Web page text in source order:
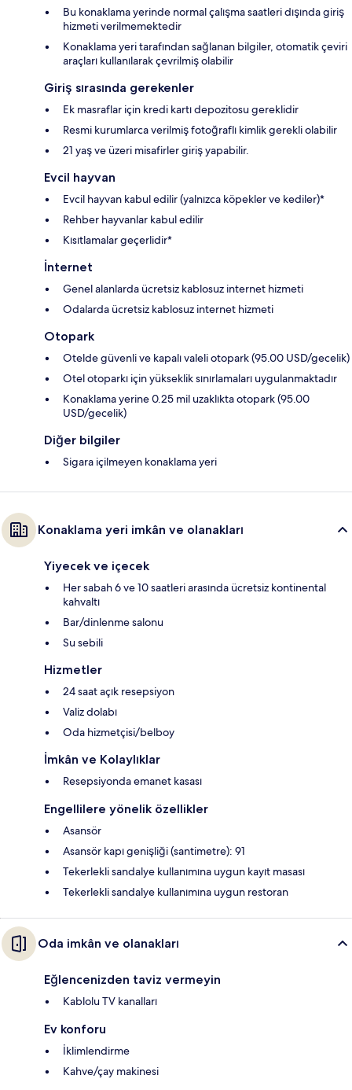
Bu konaklama yerinde normal çalışma saatleri dışında giriş
hizmeti verilmemektedir
Konaklama yeri tarafından sağlanan bilgiler, otomatik çeviri
araçları kullanılarak çevrilmiş olabilir
Giriş sırasında gerekenler
Ek masraflar için kredi kartı depozitosu gereklidir
Resmi kurumlarca verilmiş fotoğraflı kimlik gerekli olabilir
21 yaş ve üzeri misafirler giriş yapabilir.
Evcil hayvan
Evcil hayvan kabul edilir (yalnızca köpekler ve kediler)*
Rehber hayvanlar kabul edilir
Kısıtlamalar geçerlidir*
İnternet
Genel alanlarda ücretsiz kablosuz internet hizmeti
Odalarda ücretsiz kablosuz internet hizmeti
Otopark
Otelde güvenli ve kapalı valeli otopark (95.00 USD/gecelik)
Otel otoparkı için yükseklik sınırlamaları uygulanmaktadır
Konaklama yerine 0.25 mil uzaklıkta otopark (95.00
USD/gecelik)
Diğer bilgiler
Sigara içilmeyen konaklama yeri
Konaklama yeri imkân ve olanakları
Yiyecek ve içecek
Her sabah 6 ve 10 saatleri arasında ücretsiz kontinental
kahvaltı
Bar/dinlenme salonu
Su sebili
Hizmetler
24 saat açık resepsiyon
Valiz dolabı
Oda hizmetçisi/belboy
İmkân ve Kolaylıklar
Resepsiyonda emanet kasası
Engellilere yönelik özellikler
Asansör
Asansör kapı genişliği (santimetre): 91
Tekerlekli sandalye kullanımına uygun kayıt masası
Tekerlekli sandalye kullanımına uygun restoran
Oda imkân ve olanakları
Eğlencenizden taviz vermeyin
Kablolu TV kanalları
Ev konforu
İklimlendirme
Kahve/çay makinesi